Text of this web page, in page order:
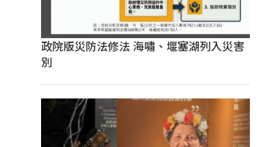
政院版災防法修法 海嘯、堰塞湖列入災害
別